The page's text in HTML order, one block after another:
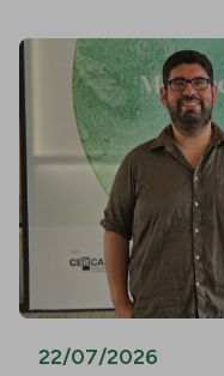
22/07/2026